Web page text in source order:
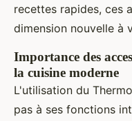
recettes rapides, ces
dimension nouvelle à
Importance des
la cuisine moderne
L'utilisation du
pas à ses fonctions